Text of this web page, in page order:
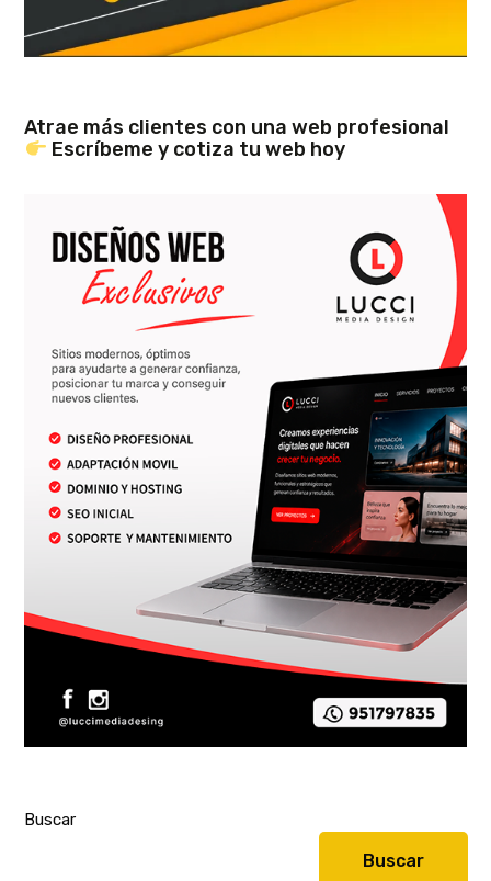
Atrae más clientes con una web profesional
Escríbeme y cotiza tu web hoy
Buscar
Buscar